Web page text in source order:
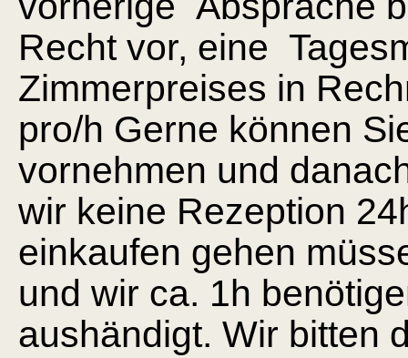
Recht vor, eine
Zimmerpreises in
pro/h Gerne können
vornehmen und
wir keine Rezeption
einkaufen gehen
und wir ca. 1h
aushändigt. Wir bitten